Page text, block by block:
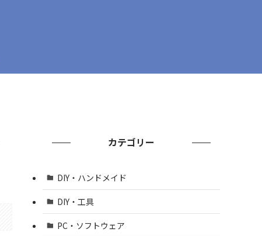
カテゴリー
DIY・ハンドメイド
DIY・工具
PC・ソフトウェア